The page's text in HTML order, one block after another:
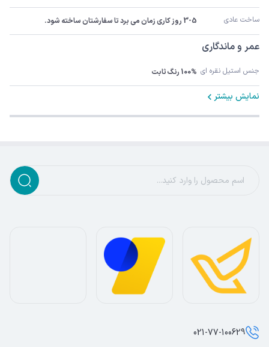
ساخت عادی 3-5 روز کاری زمان می برد تا سفارشتان ساخته شود.
عمر و ماندگاری
جنس استیل نقره ای 100% رنگ ثابت
نمایش بیشتر
021-77-100629